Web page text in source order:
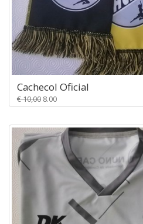
Cachecol Oficial
€ 10,00 8.00